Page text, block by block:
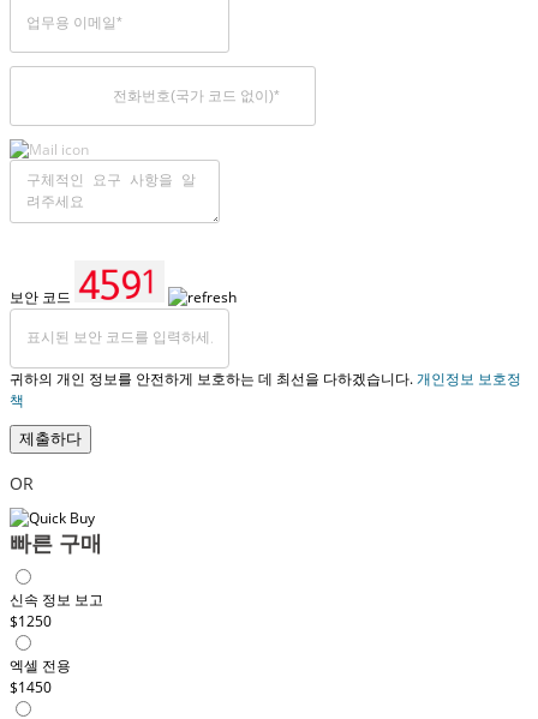
보안 코드
귀하의 개인 정보를 안전하게 보호하는 데 최선을 다하겠습니다.개인정보 보호정
책
제출하다
OR
빠른 구매
신속 정보 보고
$1250
엑셀 전용
$1450